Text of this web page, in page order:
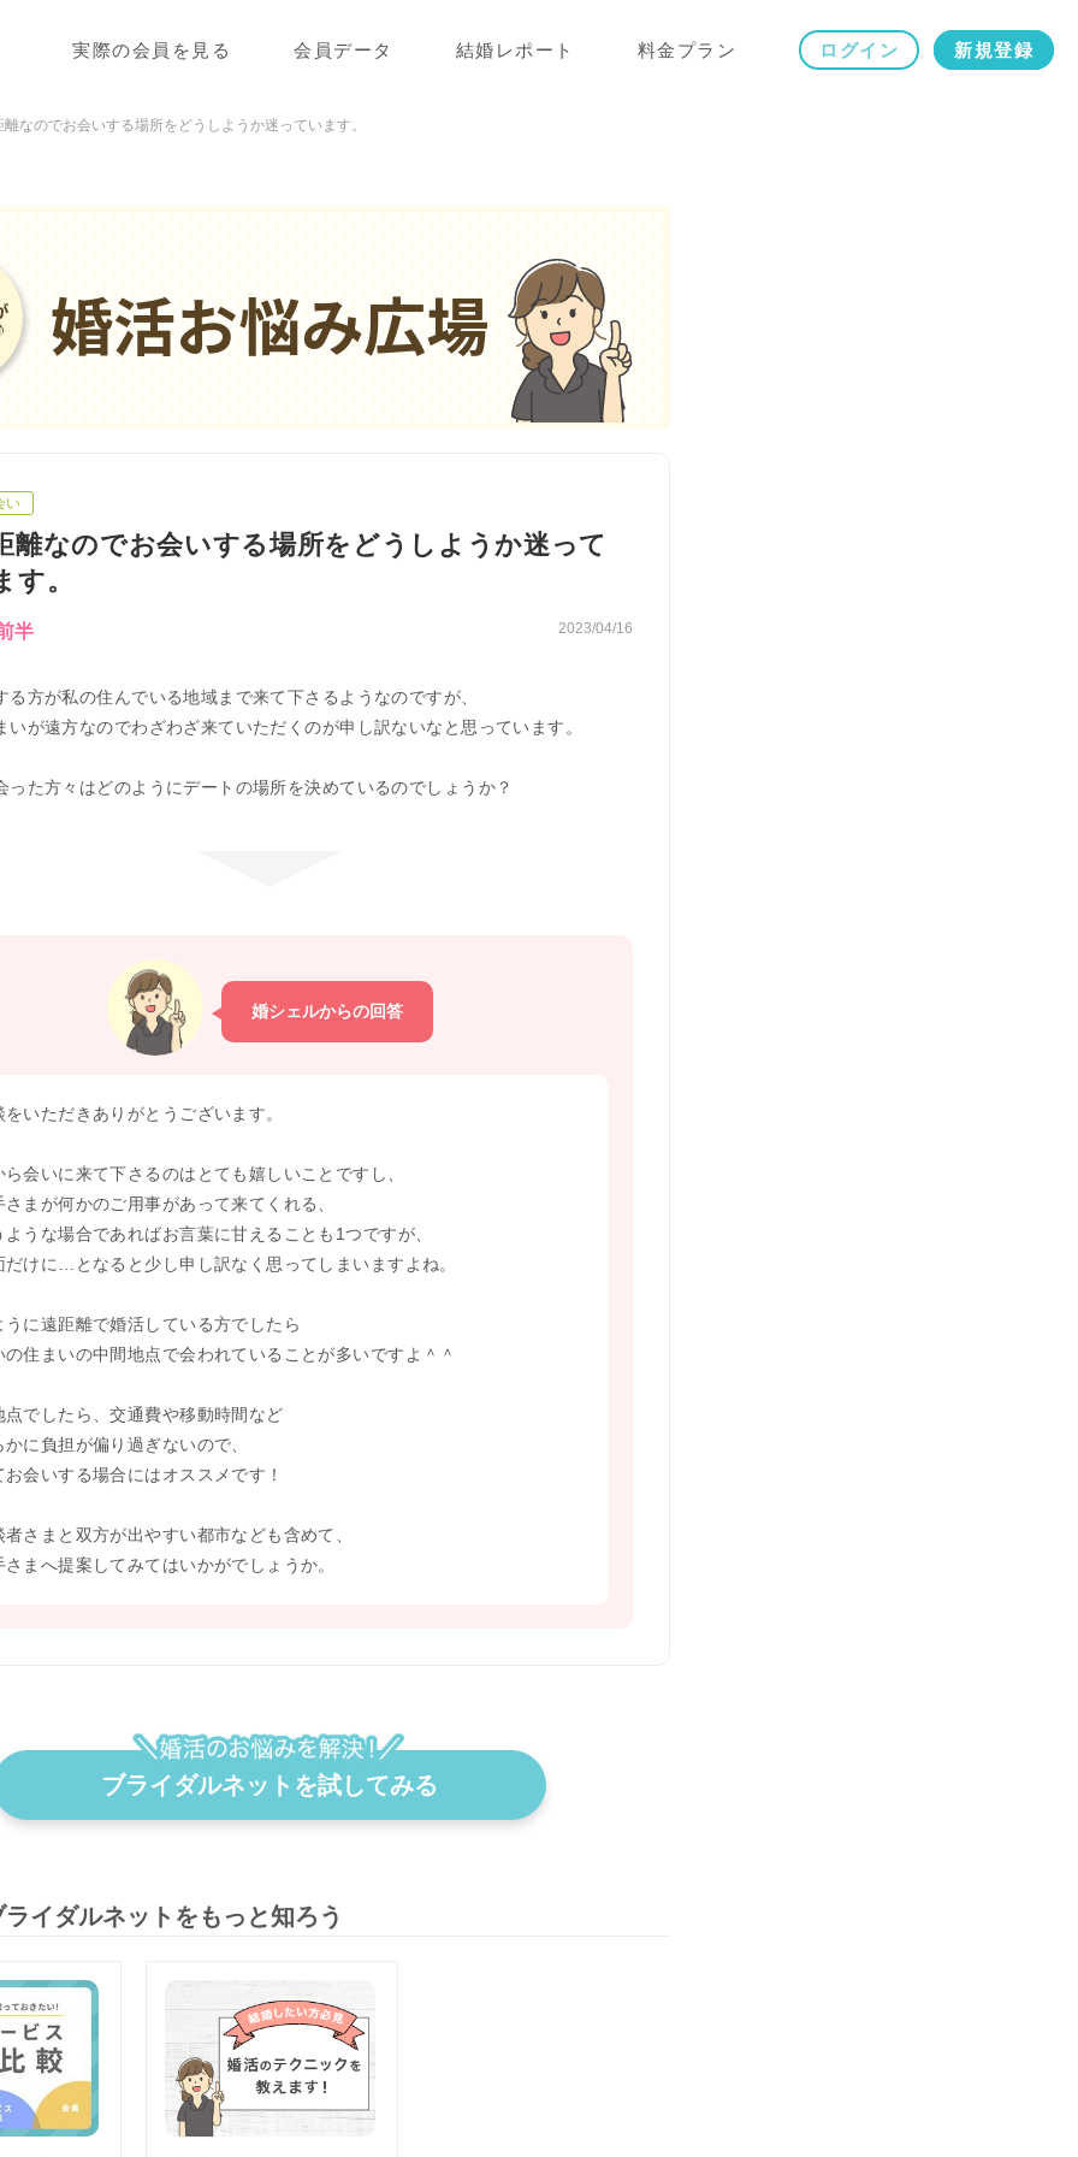
実際の会員を見る 会員データ 結婚レポート 料金プラン ログイン 新規登録
離なのでお会いする場所をどうしようか迷っています。
婚活お悩み広場
い
離なのでお会いする場所をどうしようか迷って
す。
半 2023/04/16
る方が私の住んでいる地域まで来て下さるようなのですが、
いが遠方なのでわざわざ来ていただくのが申し訳ないなと思っています。
った方々はどのようにデートの場所を決めているのでしょうか？
婚シェルからの回答
をいただきありがとうございます。
ら会いに来て下さるのはとても嬉しいことですし、
さまが何かのご用事があって来てくれる、
ような場合であればお言葉に甘えることも1つですが、
だけに…となると少し申し訳なく思ってしまいますよね。
うに遠距離で婚活している方でしたら
の住まいの中間地点で会われていることが多いですよ＾＾
点でしたら、交通費や移動時間など
かに負担が偏り過ぎないので、
お会いする場合にはオススメです！
者さまと双方が出やすい都市なども含めて、
さまへ提案してみてはいかがでしょうか。
ブライダルネットを試してみる
イダルネットをもっと知ろう